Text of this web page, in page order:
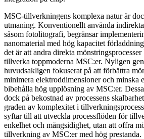
MSC-tillverkningens komplexa natur är
utmaning. Konventionellt använda
såsom fotolitografi, begränsar
nanomaterial med hög kapacitet
det är att andra direkta
tillverka toppmoderna MSC:er. Nyligen
huvudsakligen fokuserat på att förbättra
minimera elektroddimensioner och minska
bibehålla hög upplösning av MSC:er.
dock på bekostnad av processens
graden av komplexitet i
syftar till att utveckla processflöden för
enkelhet och mångsidighet, utan att offra
tillverkning av MSC:er med hög prestanda.